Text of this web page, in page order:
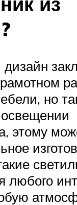
но
этому
любого